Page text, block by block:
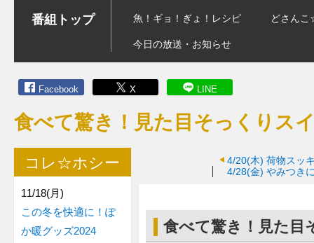
番組トップ 魚！ギョ！ぎょ！レシピ どさん
今日の放送・お知らせ
Facebook X LINE
食べて驚き！見た目そっくりス
4/20(木) 荷物スッ
4/28(金) やみつき
食べて驚き！見た目
コレ☆ホシー
11/18(月)
この冬を快適に！ぽ
か暖グッズ2024